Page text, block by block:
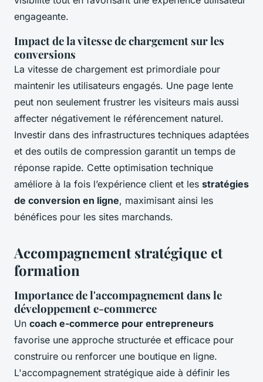
engageante.
Impact de la vitesse de chargement sur les
conversions
La vitesse de chargement est primordiale pour
maintenir les utilisateurs engagés. Une page lente
peut non seulement frustrer les visiteurs mais aussi
affecter négativement le référencement naturel.
Investir dans des infrastructures techniques adaptées
et des outils de compression garantit un temps de
réponse rapide. Cette optimisation technique
améliore à la fois l’expérience client et les stratégies
de conversion en ligne, maximisant ainsi les
bénéfices pour les sites marchands.
Accompagnement stratégique et
formation
Importance de l'accompagnement dans le
développement e-commerce
Un coach e-commerce pour entrepreneurs
favorise une approche structurée et efficace pour
construire ou renforcer une boutique en ligne.
L'accompagnement stratégique aide à définir les